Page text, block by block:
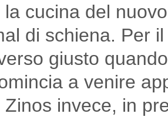
la cucina del
di schiena. Per
giusto
a venire
invece, in